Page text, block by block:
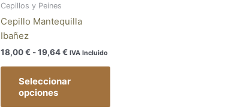
Cepillos y Peines
Cepillo Mantequilla
Ibañez
18,00€ - 19,64€ IVA Incluido
Seleccionar
opciones